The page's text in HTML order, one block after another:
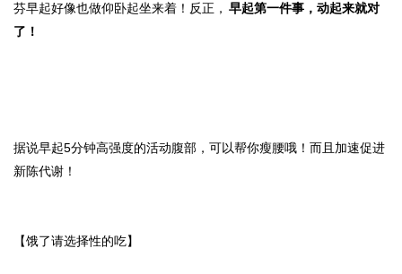
芬早起好像也做仰卧起坐来着！反正， 早起第一件事，动起来就对
了！
据说早起5分钟高强度的活动腹部，可以帮你瘦腰哦！而且加速促进
新陈代谢！
【饿了请选择性的吃】